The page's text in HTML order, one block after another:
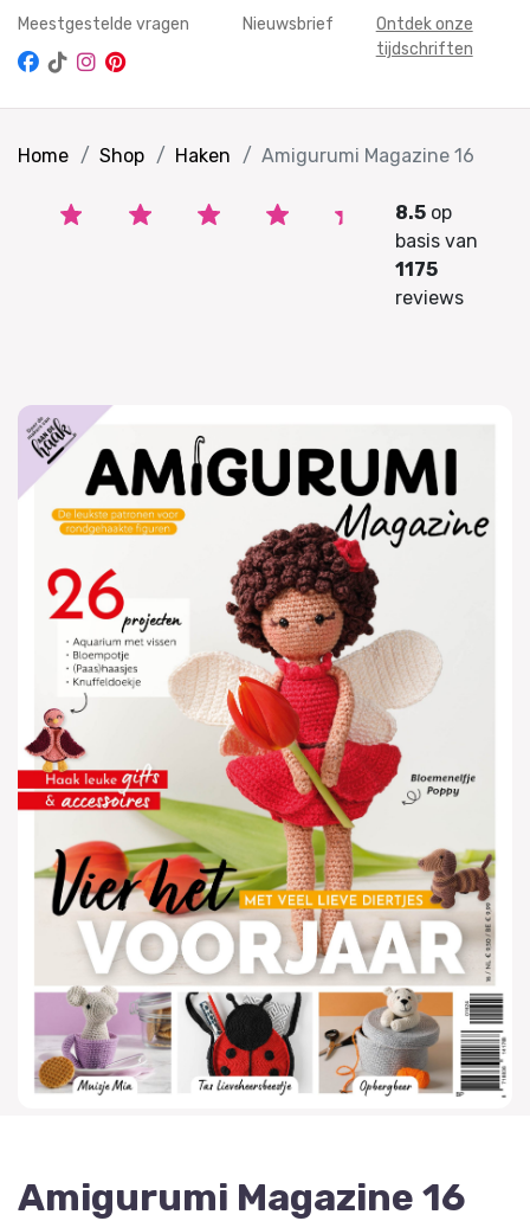
Meestgestelde vragen Nieuwsbrief
Ontdek onze
tijdschriften
Home Shop Haken Amigurumi Magazine 16
8.5op
basis van
1175
reviews
Amigurumi Magazine 16